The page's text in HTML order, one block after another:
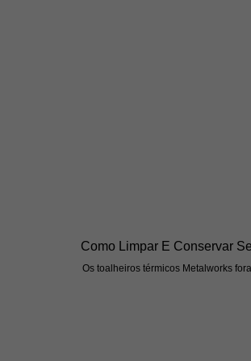
Como Limpar E Conservar
Os toalheiros térmicos Metalworks